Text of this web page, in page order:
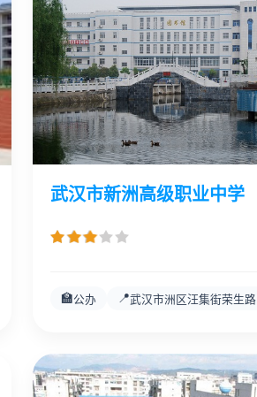
武汉市新洲高级职业中学
🏫公办 📍武汉市洲区汪集街荣生路